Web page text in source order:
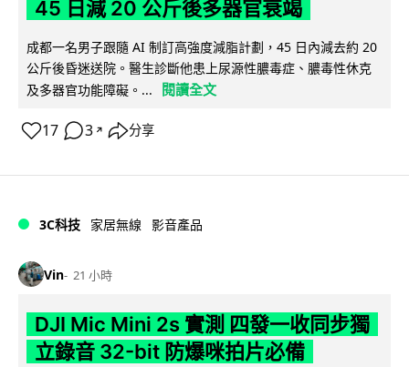
45 日減 20 公斤後多器官衰竭
成都一名男子跟隨 AI 制訂高強度減脂計劃，45 日內減去約 20
公斤後昏迷送院。醫生診斷他患上尿源性膿毒症、膿毒性休克
及多器官功能障礙。...
閱讀全文
17 3 ↗ 分享
3C科技 家居無線 影音產品
Vin 21 小時
DJI Mic Mini 2s 實測 四發一收同步獨
立錄音 32-bit 防爆咪拍片必備